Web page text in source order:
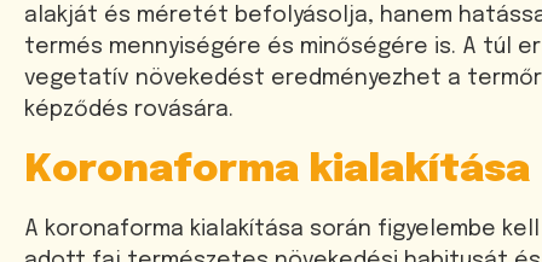
alakját és méretét befolyásolja, hanem
termés mennyiségére és minőségére is. A túl
vegetatív növekedést eredményezhet a
képződés rovására.
Koronaforma kialakítása
A koronaforma kialakítása során figyelembe kell